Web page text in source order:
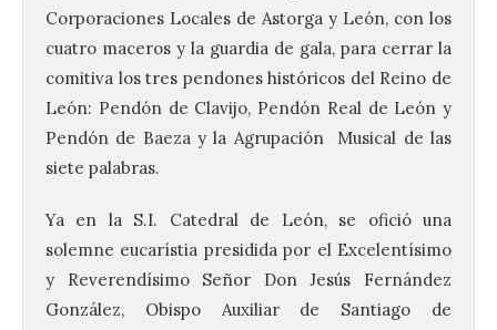
Corporaciones Locales de Astorga y León, con los
cuatro maceros y la guardia de gala, para cerrar la
comitiva los tres pendones históricos del Reino de
León: Pendón de Clavijo, Pendón Real de León y
Pendón de Baeza y la Agrupación Musical de las
siete palabras.
Ya en la S.I. Catedral de León, se ofició una
solemne eucarístia presidida por el Excelentísimo
y Reverendísimo Señor Don Jesús Fernández
González, Obispo Auxiliar de Santiago de